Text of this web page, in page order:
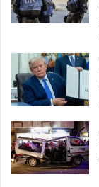
a
j
s
g
o
s
z
a
”